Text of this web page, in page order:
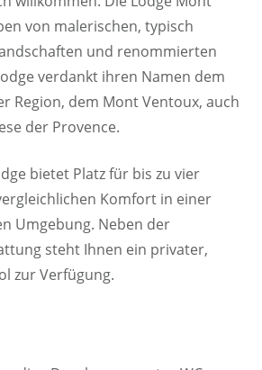
von malerischen, typisch
und renommierten
verdankt ihren Namen dem
Region, dem Mont Ventoux, auch
der Provence.
bietet Platz für bis zu vier
Komfort in einer
Umgebung. Neben der
steht Ihnen ein privater,
zur Verfügung.